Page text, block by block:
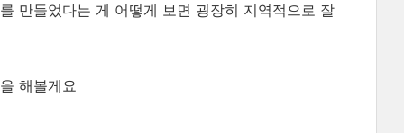
만들었다는 게 어떻게 보면 굉장히 지역적으로 잘
해볼게요